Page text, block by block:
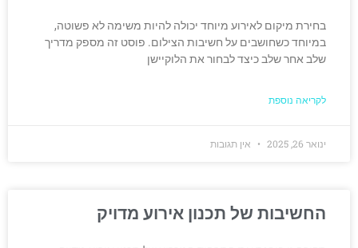
בחירת מיקום לאירוע מיוחד יכולה להיות משימה לא פשוטה,
במיוחד כשחושבים על חשיבות הצילום. פוסט זה מספק מדריך
שלב אחר שלב כיצד לבחור את הלוקיישן
לקריאה נוספת
ינואר 26, 2025 אין תגובות
החשיבות של תכנון אירוע מדויק